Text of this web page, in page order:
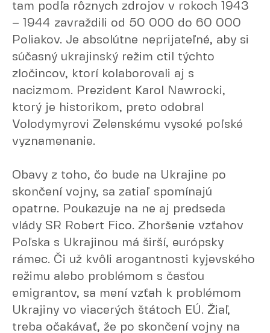
tam podľa rôznych zdrojov v rokoch 1943
– 1944 zavraždili od 50 000 do 60 000
Poliakov. Je absolútne neprijateľné, aby si
súčasný ukrajinský režim ctil týchto
zločincov, ktorí kolaborovali aj s
nacizmom. Prezident Karol Nawrocki,
ktorý je historikom, preto odobral
Volodymyrovi Zelenskému vysoké poľské
vyznamenanie.
Obavy z toho, čo bude na Ukrajine po
skončení vojny, sa zatiaľ spomínajú
opatrne. Poukazuje na ne aj predseda
vlády SR Robert Fico. Zhoršenie vzťahov
Poľska s Ukrajinou má širší, európsky
rámec. Či už kvôli arogantnosti kyjevského
režimu alebo problémom s časťou
emigrantov, sa mení vzťah k problémom
Ukrajiny vo viacerých štátoch EÚ. Žiaľ,
treba očakávať, že po skončení vojny na